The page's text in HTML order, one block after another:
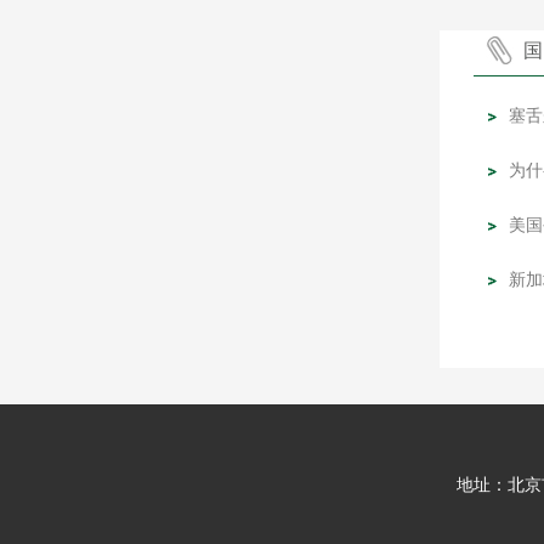
塞
为
美
新
地址：北